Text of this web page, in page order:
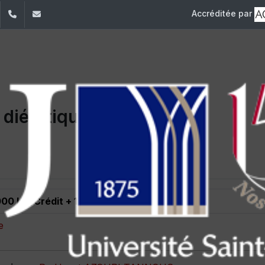
YouTube+961 (1) 421 259 Accréditée par
L.L/Crédit + 132 USD/Crédit